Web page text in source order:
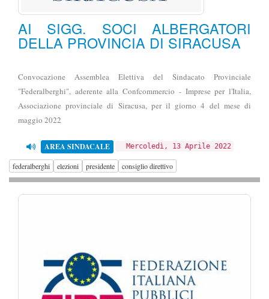
AI SIGG. SOCI ALBERGATORI
DELLA PROVINCIA DI SIRACUSA
Convocazione Assemblea Elettiva del Sindacato Provinciale
"Federalberghi", aderente alla Confcommercio - Imprese per l'Italia,
Associazione provinciale di Siracusa, per il giorno 4 del mese di
maggio 2022
AREA SINDACALE Mercoledì, 13 Aprile 2022
federalberghi elezioni presidente consiglio direttivo